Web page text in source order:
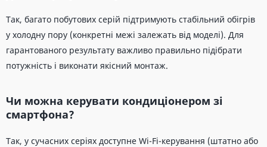
Так, багато побутових серій підтримують стабільний обігрів
у холодну пору (конкретні межі залежать від моделі). Для
гарантованого результату важливо правильно підібрати
потужність і виконати якісний монтаж.
Чи можна керувати кондиціонером зі
смартфона?
Так, у сучасних серіях доступне Wi-Fi-керування (штатно або